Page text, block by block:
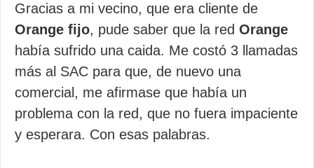
Gracias a mi vecino, que era cliente de
Orange fijo, pude saber que la red Orange
había sufrido una caida. Me costó 3 llamadas
más al SAC para que, de nuevo una
comercial, me afirmase que había un
problema con la red, que no fuera impaciente
y esperara. Con esas palabras.